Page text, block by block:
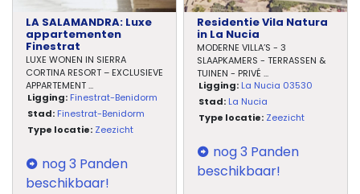
LA SALAMANDRA: Luxe
appartementen
Finestrat
LUXE WONEN IN SIERRA
CORTINA RESORT – EXCLUSIEVE
APPARTEMENT...
Ligging: Finestrat-Benidorm
Stad: Finestrat-Benidorm
Type locatie: Zeezicht
nog 3 Panden
beschikbaar!
Residentie Vila Natura
in La Nucia
MODERNE VILLA’S - 3
SLAAPKAMERS - TERRASSEN &
TUINEN - PRIVÉ ...
Ligging: La Nucia 03530
Stad: La Nucia
Type locatie: Zeezicht
nog 3 Panden
beschikbaar!